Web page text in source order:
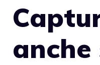
anche